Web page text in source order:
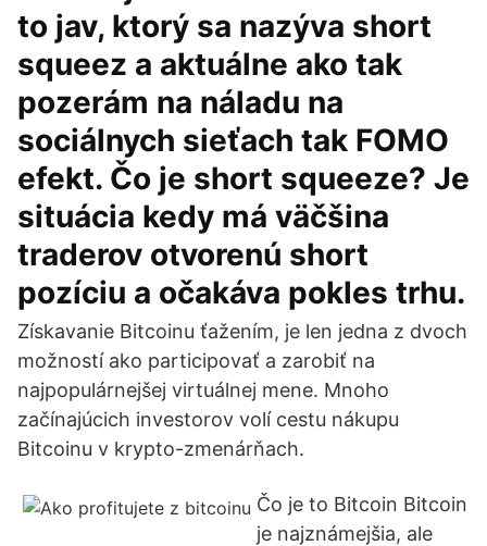
to jav, ktorý sa nazýva short
squeez a aktuálne ako tak
pozerám na náladu na
sociálnych sieťach tak FOMO
efekt. Čo je short squeeze? Je
situácia kedy má väčšina
traderov otvorenú short
pozíciu a očakáva pokles trhu.
Získavanie Bitcoinu ťažením, je len jedna z dvoch
možností ako participovať a zarobiť na
najpopulárnejšej virtuálnej mene. Mnoho
začínajúcich investorov volí cestu nákupu
Bitcoinu v krypto-zmenárňach.
Čo je to Bitcoin Bitcoin
je najznámejšia, ale